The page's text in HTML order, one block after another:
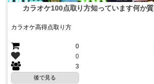
カラオケ100点取り方知っています何か
カラオケ高得点取り方
0
0
3
後で見る